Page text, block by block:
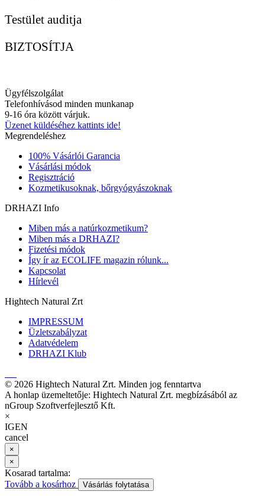
Testület auditja
BIZTOSÍTJA
Ügyfélszolgálat
Telefonhívásod minden munkanap
9-16 óra között várjuk.
Üzenet küldéséhez kattints ide!
Megrendeléshez
100% Vásárlói Garancia
Vásárlási módok
Regisztráció
Kozmetikusoknak, bőrgyógyászoknak
DRHAZI Info
Miben más a natúrkozmetikum?
Miben más a DRHAZI?
Fizetési módok
Így ír az ECOLIFE magazin rólunk...
Kapcsolat
Hírlevél
Hightech Natural Zrt
IMPRESSUM
Üzletszabályzat
Adatvédelem
DRHAZI Klub
© 2026 Hightech Natural Zrt. Minden jog fenntartva
A honlap üzemeltetője: Hightech Natural Zrt. megbízásából az
nGroup Szoftverfejlesztő Kft.
×
IGEN
cancel
×
×
Kosarad tartalma:
Tovább a kosárhoz
Vásárlás folytatása